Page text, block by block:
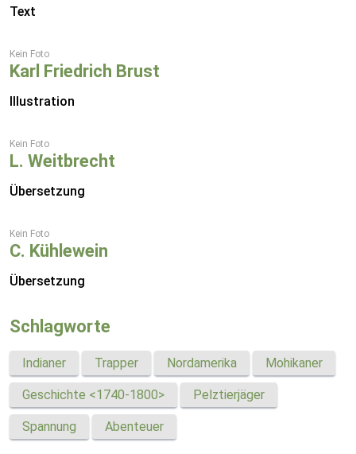
Text
Kein Foto
Karl Friedrich Brust
Illustration
Kein Foto
L. Weitbrecht
Übersetzung
Kein Foto
C. Kühlewein
Übersetzung
Schlagworte
Indianer Trapper Nordamerika Mohikaner
Geschichte <1740-1800> Pelztierjäger
Spannung Abenteuer